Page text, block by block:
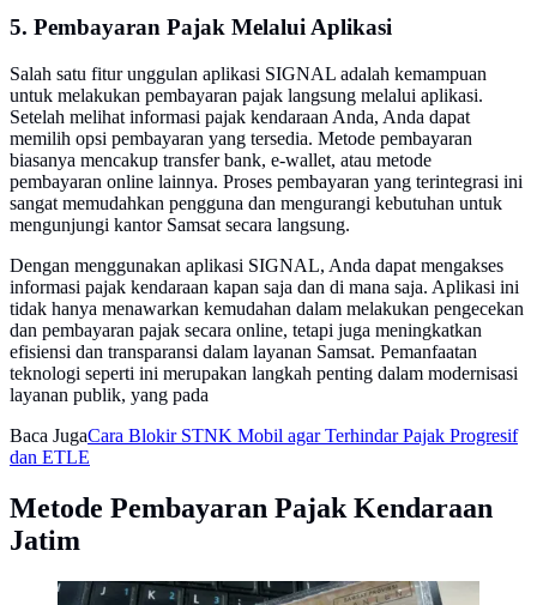
5. Pembayaran Pajak Melalui Aplikasi
Salah satu fitur unggulan aplikasi SIGNAL adalah kemampuan
untuk melakukan pembayaran pajak langsung melalui aplikasi.
Setelah melihat informasi pajak kendaraan Anda, Anda dapat
memilih opsi pembayaran yang tersedia. Metode pembayaran
biasanya mencakup transfer bank, e-wallet, atau metode
pembayaran online lainnya. Proses pembayaran yang terintegrasi ini
sangat memudahkan pengguna dan mengurangi kebutuhan untuk
mengunjungi kantor Samsat secara langsung.
Dengan menggunakan aplikasi SIGNAL, Anda dapat mengakses
informasi pajak kendaraan kapan saja dan di mana saja. Aplikasi ini
tidak hanya menawarkan kemudahan dalam melakukan pengecekan
dan pembayaran pajak secara online, tetapi juga meningkatkan
efisiensi dan transparansi dalam layanan Samsat. Pemanfaatan
teknologi seperti ini merupakan langkah penting dalam modernisasi
layanan publik, yang pada
Baca JugaCara Blokir STNK Mobil agar Terhindar Pajak Progresif
dan ETLE
Metode Pembayaran Pajak Kendaraan
Jatim